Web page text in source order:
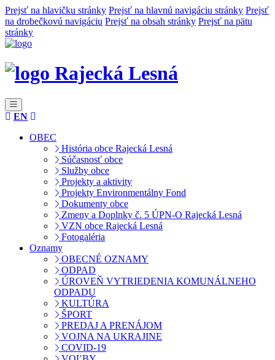
Prejsť na hlavičku stránky Prejsť na hlavnú navigáciu stránky Prejsť
na drobečkovú navigáciu Prejsť na obsah stránky Prejsť na pätu
stránky
Rajecká Lesná
EN
OBEC
História obce Rajecká Lesná
Súčasnosť obce
Služby obce
Projekty a aktivity
Projekty Environmentálny Fond
Dokumenty obce
Zmeny a Doplnky č. 5 ÚPN-O Rajecká Lesná
VZN obce Rajecká Lesná
Fotogaléria
Oznamy
OBECNÉ OZNAMY
ODPAD
ÚROVEŇ VYTRIEDENIA KOMUNÁLNEHO
ODPADU
KULTÚRA
ŠPORT
PREDAJ A PRENÁJOM
VOJNA NA UKRAJINE
COVID-19